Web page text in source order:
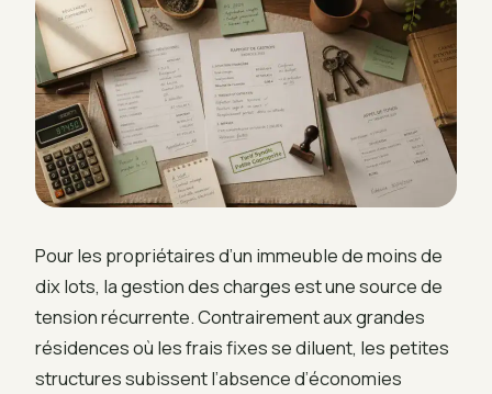
Pour les propriétaires d’un immeuble de moins de
dix lots, la gestion des charges est une source de
tension récurrente. Contrairement aux grandes
résidences où les frais fixes se diluent, les petites
structures subissent l’absence d’économies